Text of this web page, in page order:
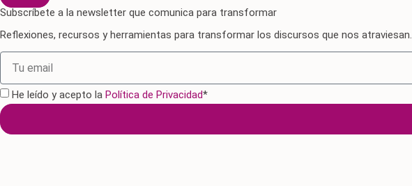
Subscríbete a la newsletter que comunica para transformar
Reflexiones, recursos y herramientas para transformar los discursos que nos atraviesan.
He leído y acepto la Política de Privacidad*